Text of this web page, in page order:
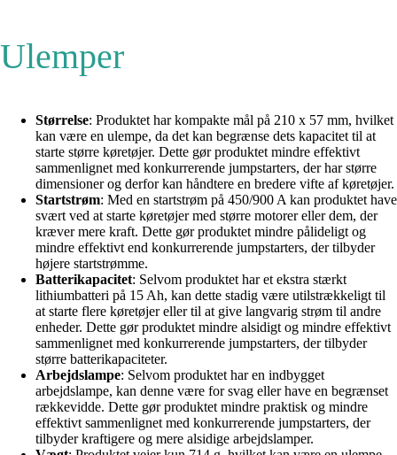
Ulemper
Størrelse: Produktet har kompakte mål på 210 x 57 mm, hvilket
kan være en ulempe, da det kan begrænse dets kapacitet til at
starte større køretøjer. Dette gør produktet mindre effektivt
sammenlignet med konkurrerende jumpstarters, der har større
dimensioner og derfor kan håndtere en bredere vifte af køretøjer.
Startstrøm: Med en startstrøm på 450/900 A kan produktet have
svært ved at starte køretøjer med større motorer eller dem, der
kræver mere kraft. Dette gør produktet mindre pålideligt og
mindre effektivt end konkurrerende jumpstarters, der tilbyder
højere startstrømme.
Batterikapacitet: Selvom produktet har et ekstra stærkt
lithiumbatteri på 15 Ah, kan dette stadig være utilstrækkeligt til
at starte flere køretøjer eller til at give langvarig strøm til andre
enheder. Dette gør produktet mindre alsidigt og mindre effektivt
sammenlignet med konkurrerende jumpstarters, der tilbyder
større batterikapaciteter.
Arbejdslampe: Selvom produktet har en indbygget
arbejdslampe, kan denne være for svag eller have en begrænset
rækkevidde. Dette gør produktet mindre praktisk og mindre
effektivt sammenlignet med konkurrerende jumpstarters, der
tilbyder kraftigere og mere alsidige arbejdslamper.